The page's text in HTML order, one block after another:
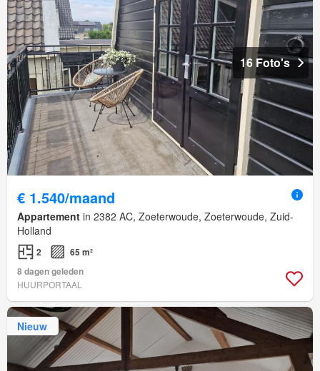
16 Foto's
€ 1.540/maand
Appartement in 2382 AC, Zoeterwoude, Zoeterwoude, Zuid-
Holland
2
65 m²
8 dagen geleden
HUURPORTAAL
Nieuw